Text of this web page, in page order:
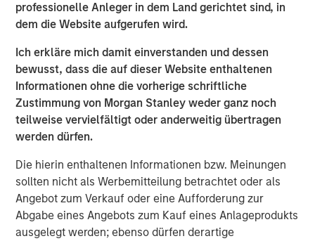
professionelle Anleger in dem Land gerichtet sind, in
dem die Website aufgerufen wird.
Ich erkläre mich damit einverstanden und dessen
bewusst, dass die auf dieser Website enthaltenen
Informationen ohne die vorherige schriftliche
Zustimmung von Morgan Stanley weder ganz noch
teilweise vervielfältigt oder anderweitig übertragen
werden dürfen.
Die hierin enthaltenen Informationen bzw. Meinungen
sollten nicht als Werbemitteilung betrachtet oder als
Angebot zum Verkauf oder eine Aufforderung zur
Abgabe eines Angebots zum Kauf eines Anlageprodukts
ausgelegt werden; ebenso dürfen derartige
various food forms including ready-to-drink and powders,
is supported by best-in-class digital execution, strong
UK, Europe and the United States.
The transaction remains subject to customary closing
conditions, including regulatory approvals.
About Huel
Huel is a global leader in complete, nutritionally balanced
meals, offering a broad range of products including
powders, ready‑to‑drink shakes, Hot & Savory meals,
nutrition bars, supergreens and functional beverages.
Built on a science‑driven formulation approach, all Huel